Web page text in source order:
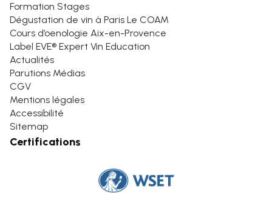
Formation Stages
Dégustation de vin à Paris Le COAM
Cours d’oenologie Aix-en-Provence
Label EVE® Expert Vin Education
Actualités
Parutions Médias
CGV
Mentions légales
Accessibilité
Sitemap
Certifications